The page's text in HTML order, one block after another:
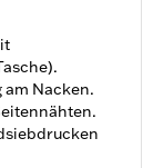
Nacken.